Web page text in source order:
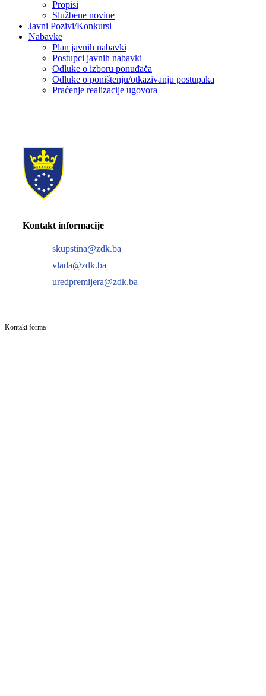
Propisi
Službene novine
Javni Pozivi/Konkursi
Nabavke
Plan javnih nabavki
Postupci javnih nabavki
Odluke o izboru ponuđača
Odluke o poništenju/otkazivanju postupaka
Praćenje realizacije ugovora
Kontakt informacije
skupstina@zdk.ba
vlada@zdk.ba
uredpremijera@zdk.ba
Kontakt forma